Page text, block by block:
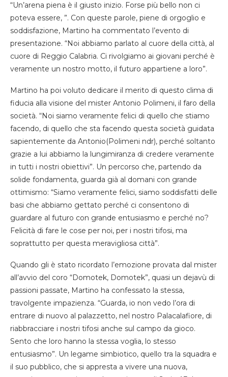
“Un’arena piena è il giusto inizio. Forse più bello non ci
poteva essere, ”. Con queste parole, piene di orgoglio e
soddisfazione, Martino ha commentato l’evento di
presentazione. “Noi abbiamo parlato al cuore della città, al
cuore di Reggio Calabria. Ci rivolgiamo ai giovani perché è
veramente un nostro motto, il futuro appartiene a loro”.
Martino ha poi voluto dedicare il merito di questo clima di
fiducia alla visione del mister Antonio Polimeni, il faro della
società. “Noi siamo veramente felici di quello che stiamo
facendo, di quello che sta facendo questa società guidata
sapientemente da Antonio(Polimeni ndr), perché soltanto
grazie a lui abbiamo la lungimiranza di credere veramente
in tutti i nostri obiettivi”. Un percorso che, partendo da
solide fondamenta, guarda già al domani con grande
ottimismo: “Siamo veramente felici, siamo soddisfatti delle
basi che abbiamo gettato perché ci consentono di
guardare al futuro con grande entusiasmo e perché no?
Felicità di fare le cose per noi, per i nostri tifosi, ma
soprattutto per questa meravigliosa città”.
Quando gli è stato ricordato l’emozione provata dal mister
all’avvio del coro “Domotek, Domotek”, quasi un dejavù di
passioni passate, Martino ha confessato la stessa,
travolgente impazienza. “Guarda, io non vedo l’ora di
entrare di nuovo al palazzetto, nel nostro Palacalafiore, di
riabbracciare i nostri tifosi anche sul campo da gioco.
Sento che loro hanno la stessa voglia, lo stesso
entusiasmo”. Un legame simbiotico, quello tra la squadra e
il suo pubblico, che si appresta a vivere una nuova,